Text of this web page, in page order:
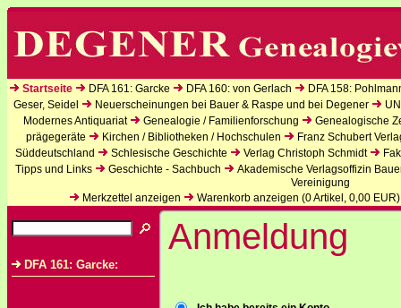
Startseite DFA 161: Garcke DFA 160: von Gerlach
DFA 158:
Geser, Seidel
Neuerscheinungen bei Bauer & Raspe und bei Degener
Modernes Antiquariat
Genealogie / Familienforschung
Genealogische
prägegeräte
Kirchen / Bibliotheken / Hochschulen
Franz Schubert
Süddeutschland
Schlesische Geschichte Verlag Christoph Schmidt
Tipps und Links
Geschichte - Sachbuch
Akademische Verlagsoffizin
Vereinigung
Merkzettel anzeigen
Warenkorb anzeigen (0Artikel, 0,00 EUR)
DFA 161: Garcke:
Anmeldung